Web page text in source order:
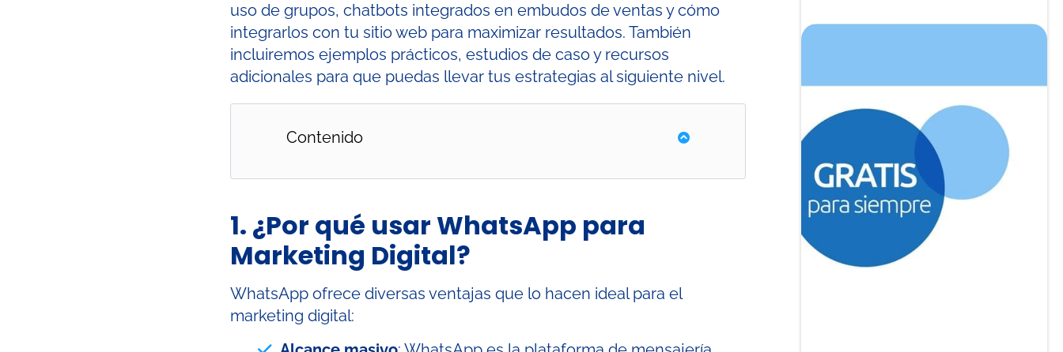
uso de grupos, chatbots integrados en embudos de ventas y cómo
integrarlos con tu sitio web para maximizar resultados. También
incluiremos ejemplos prácticos, estudios de caso y recursos
adicionales para que puedas llevar tus estrategias al siguiente nivel.
Contenido
1. ¿Por qué usar WhatsApp para
Marketing Digital?
WhatsApp ofrece diversas ventajas que lo hacen ideal para el
marketing digital: